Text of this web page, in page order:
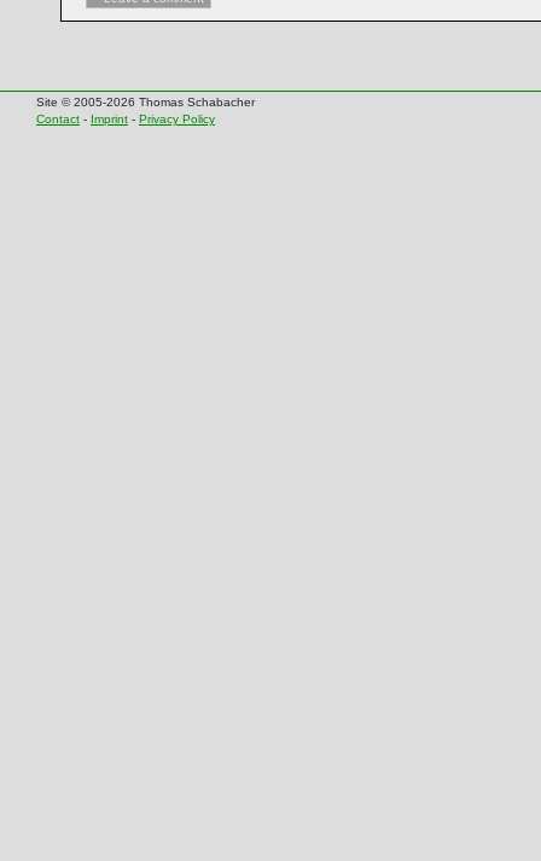
Site © 2005-2026 Thomas Schabacher
Contact - Imprint - Privacy Policy